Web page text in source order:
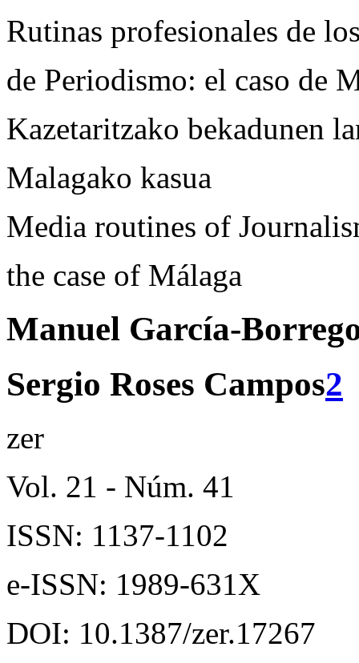
Rutinas profesionales de
de Periodismo: el caso de
Kazetaritzako bekadunen
Malagako kasua
Media routines of
the case of Málaga
Manuel García-
Sergio Roses Campos2
zer
Vol. 21 - Núm. 41
ISSN: 1137-1102
e-ISSN: 1989-631X
DOI: 10.1387/zer.17267